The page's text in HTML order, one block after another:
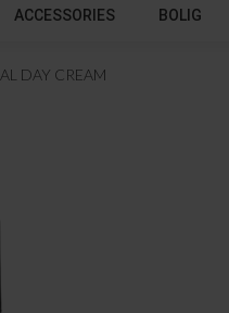
ACCESSORIES BOLIG
DAY CREAM